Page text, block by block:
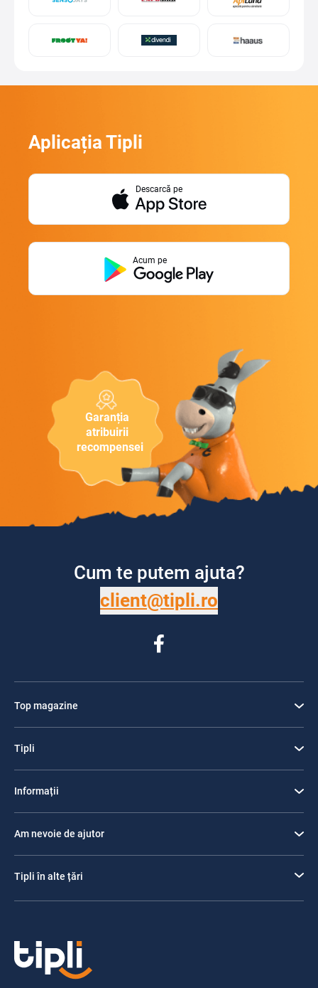
Garanția
atribuirii
recompensei
Aplicația Tipli
Descarcă pe
Acum pe
Cum te putem ajuta?
client@tipli.ro
Top magazine
Tipli
Informații
Am nevoie de ajutor
Tipli în alte țări